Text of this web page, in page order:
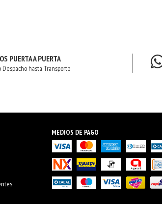
PUERTA A PUERTA
Despacho hasta Transporte
MEDIOS DE PAGO